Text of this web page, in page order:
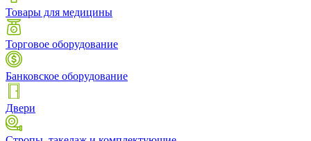
Товары для медицины
Торговое оборудование
Банковское оборудование
Двери